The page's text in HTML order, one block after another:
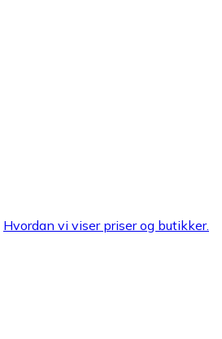
Hvordan vi viser priser og butikker.